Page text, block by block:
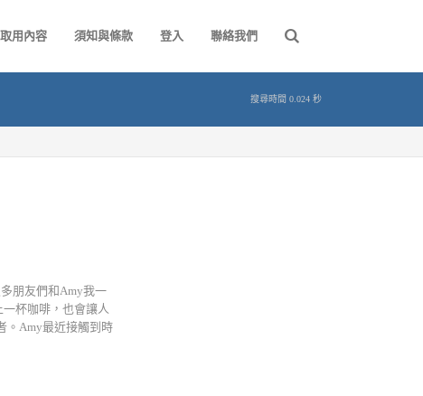
用內容 須知與條款 登入 聯絡我們
搜尋時間 0.024 秒
朋友們和Amy我一
杯咖啡，也會讓人
。Amy最近接觸到時